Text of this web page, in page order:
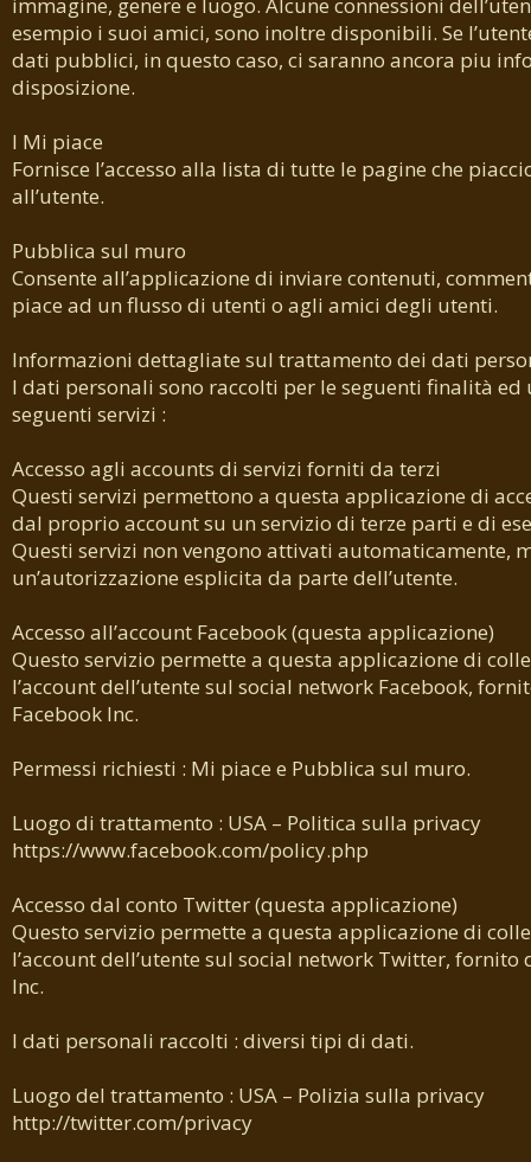
esempio i suoi amici, sono inoltre disponibili. Se
dati pubblici, in questo caso, ci saranno ancora piu
disposizione.
I Mi piace
Fornisce l’accesso alla lista di tutte le pagine che
all’utente.
Pubblica sul muro
Consente all’applicazione di inviare contenuti,
piace ad un flusso di utenti o agli amici degli utenti.
Informazioni dettagliate sul trattamento dei dati
I dati personali sono raccolti per le seguenti finalità
seguenti servizi :
Accesso agli accounts di servizi forniti da terzi
Questi servizi permettono a questa applicazione di
dal proprio account su un servizio di terze parti e di
Questi servizi non vengono attivati automaticamente,
un’autorizzazione esplicita da parte dell’utente.
Accesso all’account Facebook (questa applicazione)
Questo servizio permette a questa applicazione di
l’account dell’utente sul social network Facebook,
Facebook Inc.
Permessi richiesti : Mi piace e Pubblica sul muro.
Luogo di trattamento : USA – Politica sulla privacy
https://www.facebook.com/policy.php
Accesso dal conto Twitter (questa applicazione)
Questo servizio permette a questa applicazione di
l’account dell’utente sul social network Twitter, fornito
Inc.
I dati personali raccolti : diversi tipi di dati.
Luogo del trattamento : USA – Polizia sulla privacy
http://twitter.com/privacy